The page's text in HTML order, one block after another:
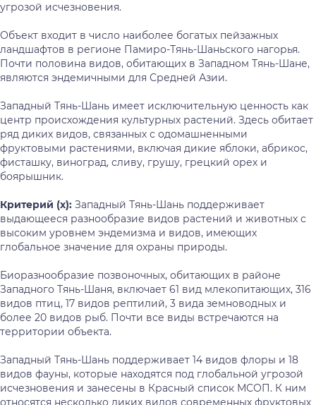
угрозой исчезновения.
Объект входит в число наиболее богатых пейзажных
ландшафтов в регионе Памиро-Тянь-Шаньского нагорья.
Почти половина видов, обитающих в Западном Тянь-Шане,
являются эндемичными для Средней Азии.
Западный Тянь-Шань имеет исключительную ценность как
центр происхождения культурных растений. Здесь обитает
ряд диких видов, связанных с одомашненными
фруктовыми растениями, включая дикие яблоки, абрикос,
фисташку, виноград, сливу, грушу, грецкий орех и
боярышник.
Критерий (х): Западный Тянь-Шань поддерживает
выдающееся разнообразие видов растений и животных с
высоким уровнем эндемизма и видов, имеющих
глобальное значение для охраны природы.
Биоразнообразие позвоночных, обитающих в районе
Западного Тянь-Шаня, включает 61 вид млекопитающих, 316
видов птиц, 17 видов рептилий, 3 вида земноводных и
более 20 видов рыб. Почти все виды встречаются на
территории объекта.
Западный Тянь-Шань поддерживает 14 видов флоры и 18
видов фауны, которые находятся под глобальной угрозой
исчезновения и занесены в Красный список МСОП. К ним
относятся несколько диких видов современных фруктовых